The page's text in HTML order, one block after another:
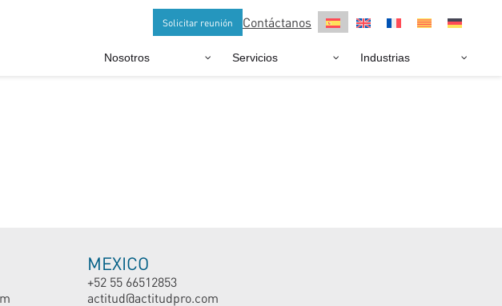
Solicitar reunión Contáctanos
Nosotros Servicios Industrias
MEXICO
+52 55 66512853
actitud@actitudpro.com